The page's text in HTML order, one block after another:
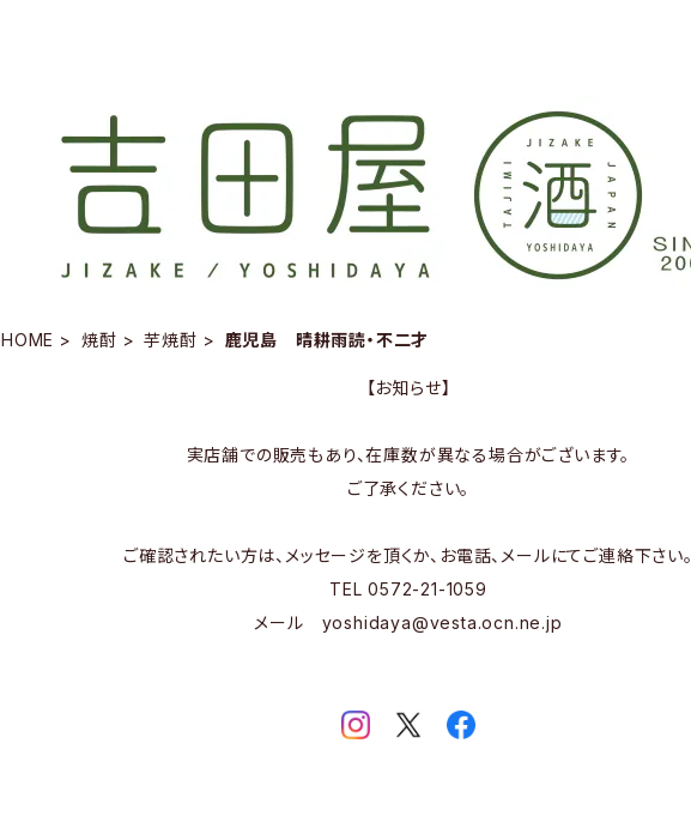
HOME 焼酎 芋焼酎 鹿児島 晴耕雨読・不二才
【お知らせ】
実店舗での販売もあり、在庫数が異なる場合がございます。
ご了承ください。
ご確認されたい方は、メッセージを頂くか、お電話、メールにてご連絡下さい。
TEL 0572-21-1059
メール yoshidaya@vesta.ocn.ne.jp